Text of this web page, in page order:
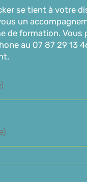
se tient à votre
un
de formation. Vous
au 07 87 29 13